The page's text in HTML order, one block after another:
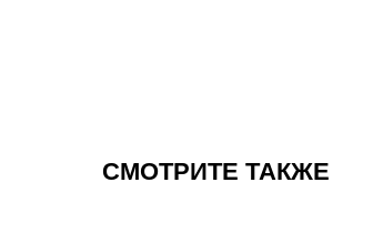
СМОТРИТЕ ТАКЖЕ